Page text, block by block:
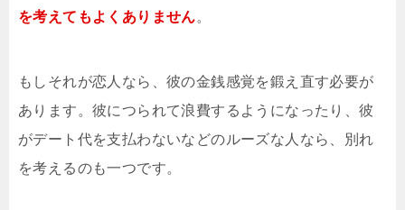
を考えてもよくありません。
もしそれが恋人なら、彼の金銭感覚を鍛え直す必要が
あります。彼につられて浪費するようになったり、彼
がデート代を支払わないなどのルーズな人なら、別れ
を考えるのも一つです。